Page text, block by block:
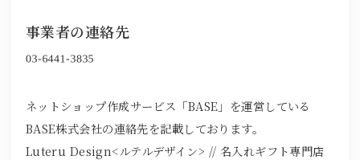
事業者の連絡先
ネットショップ作成サービス「BASE」を運営している
BASE株式会社の連絡先を記載しております。
Luteru Design<ルテルデザイン> // 名入れギフト専門店